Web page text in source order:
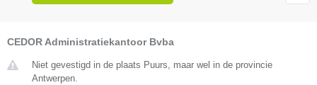
CEDOR Administratiekantoor Bvba
Niet gevestigd in de plaats Puurs, maar wel in de provincie
Antwerpen.